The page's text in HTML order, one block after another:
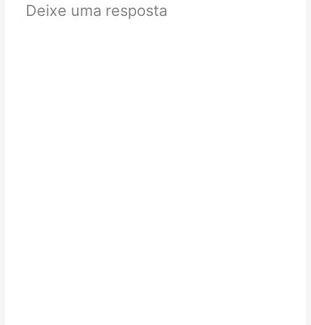
Deixe uma resposta